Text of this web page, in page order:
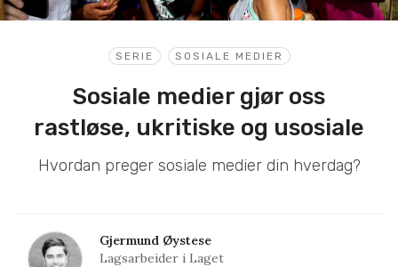
SERIE SOSIALE MEDIER
Sosiale medier gjør oss
rastløse, ukritiske og usosiale
Hvordan preger sosiale medier din hverdag?
Gjermund Øystese
Lagsarbeider i Laget